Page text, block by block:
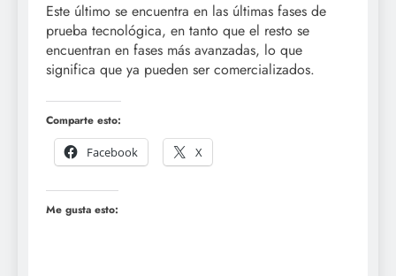
Este último se encuentra en las últimas fases de
prueba tecnológica, en tanto que el resto se
encuentran en fases más avanzadas, lo que
significa que ya pueden ser comercializados.
Comparte esto:
Facebook
X
Me gusta esto: